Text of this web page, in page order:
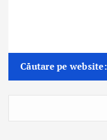
Căutare pe website: